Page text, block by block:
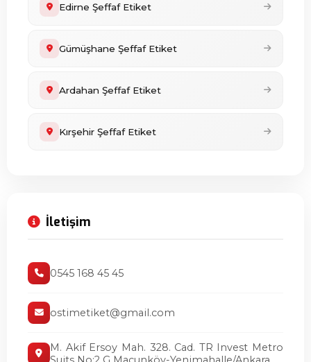
Edirne Şeffaf Etiket
Gümüşhane Şeffaf Etiket
Ardahan Şeffaf Etiket
Kırşehir Şeffaf Etiket
İletişim
0545 168 45 45
ostimetiket@gmail.com
M. Akif Ersoy Mah. 328. Cad. TR Invest Metro